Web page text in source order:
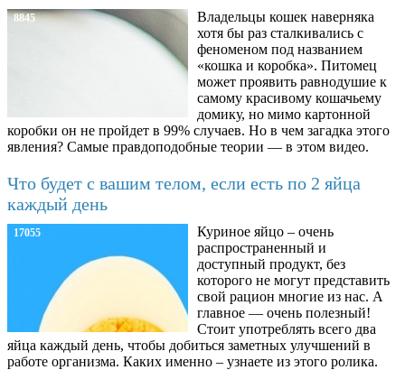
8845
Владельцы кошек наверняка
хотя бы раз сталкивались с
феноменом под названием
«кошка и коробка». Питомец
может проявить равнодушие к
самому красивому кошачьему
домику, но мимо картонной
коробки он не пройдет в 99% случаев. Но в чем загадка этого
явления? Самые правдоподобные теории — в этом видео.
Что будет с вашим телом, если есть по 2 яйца
каждый день
17055
Куриное яйцо – очень
распространенный и
доступный продукт, без
которого не могут представить
свой рацион многие из нас. А
главное — очень полезный!
Стоит употреблять всего два
яйца каждый день, чтобы добиться заметных улучшений в
работе организма. Каких именно – узнаете из этого ролика.